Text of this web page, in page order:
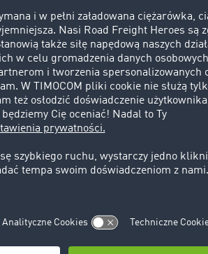
tym diety, nadgodziny, zmiany nocne).
i administracji (np. spedytorzy,
kredytowe za pojazdy i sprzęt.
zezwolenia
Kompetencji Zawodowych.